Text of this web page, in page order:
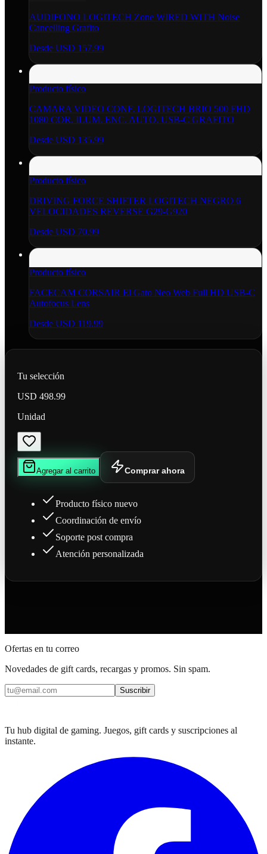
AUDIFONO LOGITECH Zone WIRED WITH Noise
Cancelling Grafito
Desde USD 157.99
Producto físico
CAMARA VIDEO CONF. LOGITECH BRIO 500 FHD
1080 COR. ILUM. ENC. AUTO. USB-C GRAFITO
Desde USD 135.99
Producto físico
DRIVING FORCE SHIFTER LOGITECH NEGRO 6
VELOCIDADES REVERSE G29-G920
Desde USD 70.99
Producto físico
FACECAM CORSAIR El Gato Neo Web Full HD USB-C
Autofocus Lens
Desde USD 119.99
Tu selección
USD 498.99
Unidad
Agregar al carrito Comprar ahora
Producto físico nuevo
Coordinación de envío
Soporte post compra
Atención personalizada
Ofertas en tu correo
Novedades de gift cards, recargas y promos. Sin spam.
Suscribir
Tu hub digital de gaming. Juegos, gift cards y suscripciones al
instante.